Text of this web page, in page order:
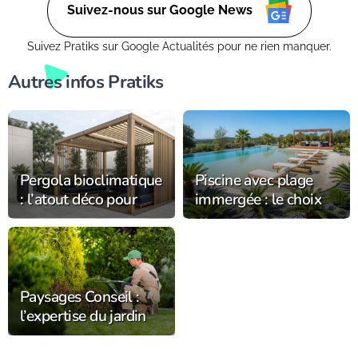
Suivez-nous sur Google News
Suivez Pratiks sur Google Actualités pour ne rien manquer.
Autres infos Pratiks
Pergola bioclimatique
: l’atout déco pour
sublimer la
décoration du jardin
Piscine avec plage
immergée : le choix
tendance chez
Paysages Conseil :
l’expertise du jardin
s’installe